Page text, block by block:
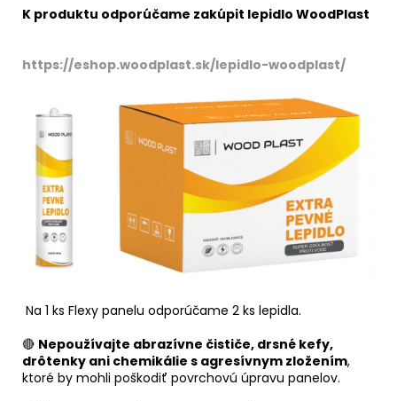
K produktu odporúčame zakúpit lepidlo WoodPlast
https://eshop.woodplast.sk/lepidlo-woodplast/
Na 1 ks Flexy panelu odporúčame 2 ks lepidla.
🔴 Nepoužívajte abrazívne čističe, drsné kefy,
drôtenky ani chemikálie s agresívnym zložením,
ktoré by mohli poškodiť povrchovú úpravu panelov.